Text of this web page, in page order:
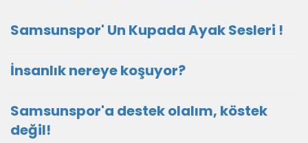
Samsunspor' Un Kupada Ayak Sesleri !
İnsanlık nereye koşuyor?
Samsunspor'a destek olalım, köstek
değil!